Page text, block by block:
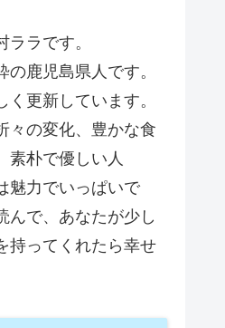
ラです。
鹿児島県人です。
更新しています。
々の変化、豊かな食
素朴で優しい人
魅力でいっぱいで
んで、あなたが少し
持ってくれたら幸せ